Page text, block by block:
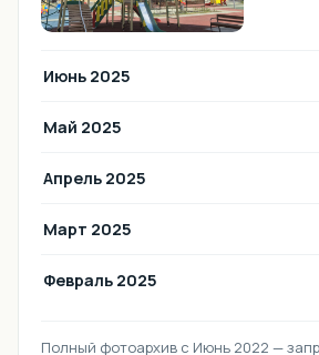
Июнь 2025
Май 2025
Апрель 2025
Март 2025
Февраль 2025
Полный фотоархив с Июнь 2022 —